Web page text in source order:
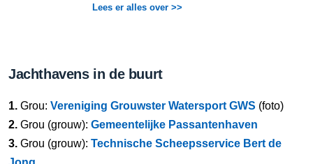
Lees er alles over >>
Jachthavens in de buurt
1. Grou: Vereniging Grouwster Watersport GWS (foto)
2. Grou (grouw): Gemeentelijke Passantenhaven
3. Grou (grouw): Technische Scheepsservice Bert de